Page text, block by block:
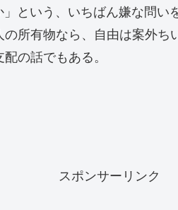
」という、いちばん嫌な問
所有物なら、自由は案外
の話でもある。
スポンサーリンク